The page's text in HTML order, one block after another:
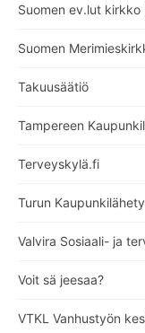
Suomen ev.lut kirkko
Suomen
Takuusäätiö
Tampereen
Terveyskylä.fi
Turun
Valvira Sosiaali- ja
Voit sä jeesaa?
VTKL Vanhustyön